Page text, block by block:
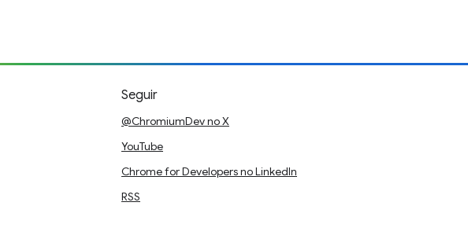
Seguir
@ChromiumDev no X
YouTube
Chrome for Developers no LinkedIn
RSS